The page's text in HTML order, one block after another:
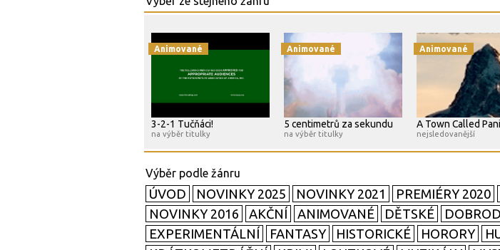
Animované
3-2-1 Tučňáci!
na výběr titulky
Animované
5 centimetrů za sekundu
na výběr titulky
Animované
A Town Called
nejsledovanější
ÚVOD NOVINKY 2025 NOVINKY 2021 PREMIÉRY 2020
NOVINKY 2016
AKČNÍ ANIMOVANÉ DĚTSKÉ
EXPERIMENTÁLNÍ
FANTASY HISTORICKÉ HORORY